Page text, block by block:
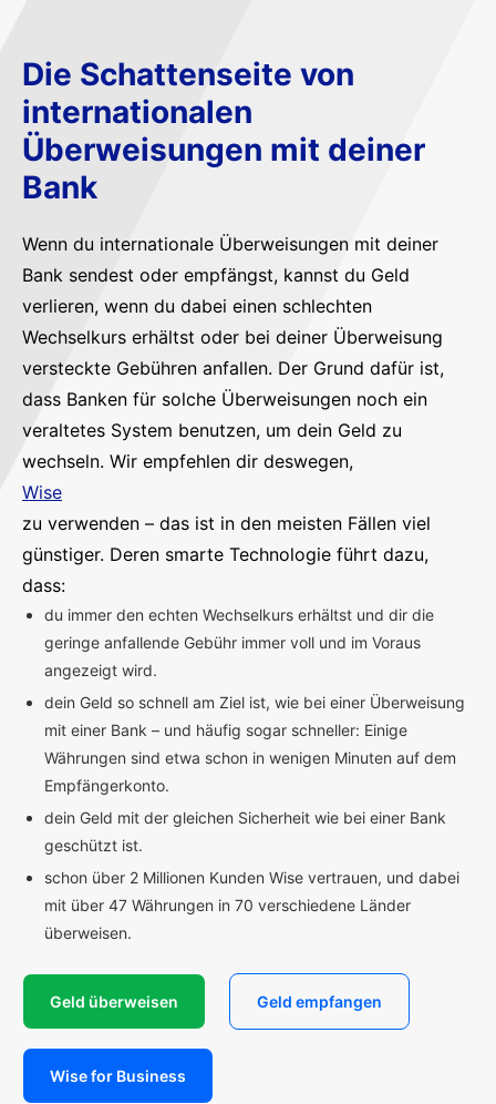
Die Schattenseite von
internationalen
Überweisungen mit deiner
Bank
Wenn du internationale Überweisungen mit deiner
Bank sendest oder empfängst, kannst du Geld
verlieren, wenn du dabei einen schlechten
Wechselkurs erhältst oder bei deiner Überweisung
versteckte Gebühren anfallen. Der Grund dafür ist,
dass Banken für solche Überweisungen noch ein
veraltetes System benutzen, um dein Geld zu
wechseln. Wir empfehlen dir deswegen,
Wise
zu verwenden – das ist in den meisten Fällen viel
günstiger. Deren smarte Technologie führt dazu,
dass:
du immer den echten Wechselkurs erhältst und dir die
geringe anfallende Gebühr immer voll und im Voraus
angezeigt wird.
dein Geld so schnell am Ziel ist, wie bei einer Überweisung
mit einer Bank – und häufig sogar schneller: Einige
Währungen sind etwa schon in wenigen Minuten auf dem
Empfängerkonto.
dein Geld mit der gleichen Sicherheit wie bei einer Bank
geschützt ist.
schon über 2 Millionen Kunden Wise vertrauen, und dabei
mit über 47 Währungen in 70 verschiedene Länder
überweisen.
Geld überweisen Geld empfangen
Wise for Business